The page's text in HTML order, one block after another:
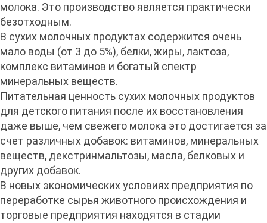
молока. Это производство является практически
безотходным.
В сухих молочных продуктах содержится очень
мало воды (от 3 до 5%), белки, жиры, лактоза,
комплекс витаминов и богатый спектр
минеральных веществ.
Питательная ценность сухих молочных продуктов
для детского питания после их восстановления
даже выше, чем свежего молока это достигается за
счет различных добавок: витаминов, минеральных
веществ, декстринмальтозы, масла, белковых и
других добавок.
В новых экономических условиях предприятия по
переработке сырья животного происхождения и
торговые предприятия находятся в стадии